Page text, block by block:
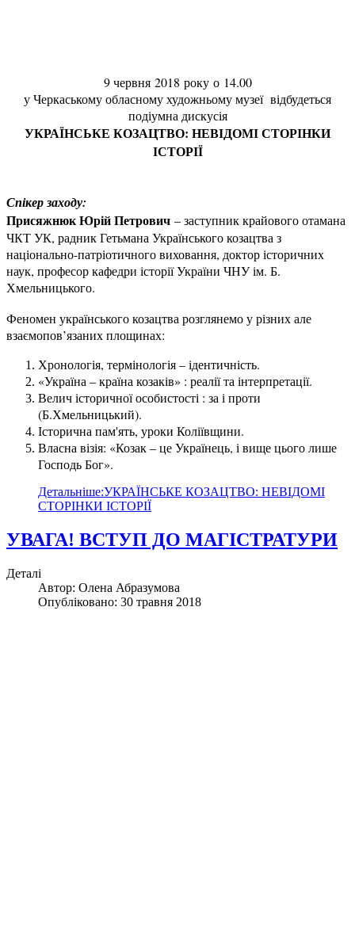
9 червня 2018 рокуо 14.00
у Черкаському обласному художньому музеї відбудеться
подіумна дискусія
УКРАЇНСЬКЕ КОЗАЦТВО: НЕВІДОМІ СТОРІНКИ
ІСТОРІЇ
Спікер заходу:
Присяжнюк Юрій Петрович – заступник крайового отамана
ЧКТ УК, радник Гетьмана Українського козацтва з
національно-патріотичного виховання, доктор історичних
наук, професор кафедри історії України ЧНУ ім. Б.
Хмельницького.
Феномен українського козацтва розглянемо у різних але
взаємопов’язаних площинах:
Хронологія, термінологія – ідентичність.
«Україна – країна козаків» : реалії та інтерпретації.
Велич історичної особистості : за і проти
(Б.Хмельницький).
Історична пам'ять, уроки Коліївщини.
Власна візія: «Козак – це Українець, і вище цього лише
Господь Бог».
Детальніше:УКРАЇНСЬКЕ КОЗАЦТВО: НЕВІДОМІ
СТОРІНКИ ІСТОРІЇ
УВАГА! ВСТУП ДО МАГІСТРАТУРИ
Деталі
Автор: Олена Абразумова
Опубліковано: 30 травня 2018